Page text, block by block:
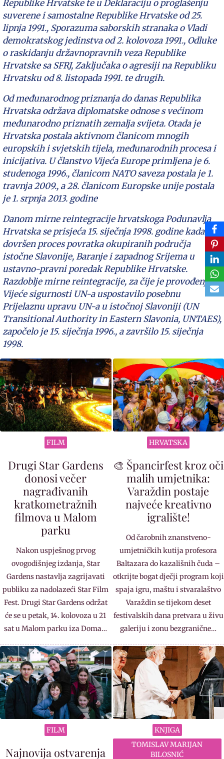
Republike Hrvatske te u Deklaraciju o proglašenju
suverene i samostalne Republike Hrvatske od 25.
lipnja 1991., Sporazuma saborskih stranaka o Vladi
demokratskog jedinstva od 2. kolovoza 1991., Odluke
o raskidanju državnopravnih veza Republike
Hrvatske sa SFRJ, Zaključaka o agresiji na Republiku
Hrvatsku od 8. listopada 1991. te drugih.
Od međunarodnog priznanja do danas Republika
Hrvatska održava diplomatske odnose s većinom
međunarodno priznatih zemalja svijeta. Otada je
Hrvatska postala aktivnom članicom mnogih
europskih i svjetskih tijela, međunarodnih procesa i
inicijativa. U članstvo Vijeća Europe primljena je 6.
studenoga 1996., članicom NATO saveza postala je 1.
travnja 2009., a 28. članicom Europske unije postala
je 1. srpnja 2013. godine
Danom mirne reintegracije hrvatskoga Podunavlja
Hrvatska se prisjeća 15. siječnja 1998. godine kada je
dovršen proces povratka okupiranih područja
istočne Slavonije, Baranje i zapadnog Srijema u
ustavno-pravni poredak Republike Hrvatske.
Razdoblje mirne reintegracije, za čije je provođenje
Vijeće sigurnosti UN-a uspostavilo posebnu
Prijelaznu upravu UN-a u istočnoj Slavoniji (UN
Transitional Authority in Eastern Slavonia, UNTAES),
započelo je 15. siječnja 1996., a završilo 15. siječnja
1998.
FILM
Drugi Star Gardens
donosi večer
nagrađivanih
kratkometražnih
filmova u Malom
parku
Nakon uspješnog prvog
ovogodišnjeg izdanja, Star
Gardens nastavlja zagrijavati
publiku za nadolazeći Star Film
Fest. Drugi Star Gardens održat
će se u petak, 14. kolovoza u 21
sat u Malom parku iza Doma…
HRVATSKA
🎨 Špancirfest kroz oči
malih umjetnika:
Varaždin postaje
najveće kreativno
igralište!
Od čarobnih znanstveno-
umjetničkih kutija profesora
Baltazara do kazališnih čuda –
otkrijte bogat dječji program koji
spaja igru, maštu i stvaralaštvo
Varaždin se tijekom deset
festivalskih dana pretvara u živu
galeriju i zonu bezgranične…
FILM
Najnovija ostvarenja
KNJIGA
TOMISLAV MARIJAN
BILOSNIĆ